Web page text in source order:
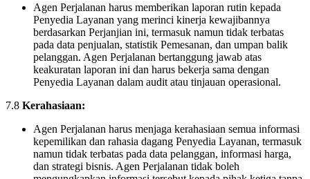
Agen Perjalanan harus memberikan laporan rutin kepada
Penyedia Layanan yang merinci kinerja kewajibannya
berdasarkan Perjanjian ini, termasuk namun tidak terbatas
pada data penjualan, statistik Pemesanan, dan umpan balik
pelanggan. Agen Perjalanan bertanggung jawab atas
keakuratan laporan ini dan harus bekerja sama dengan
Penyedia Layanan dalam audit atau tinjauan operasional.
7.8 Kerahasiaan:
Agen Perjalanan harus menjaga kerahasiaan semua informasi
kepemilikan dan rahasia dagang Penyedia Layanan, termasuk
namun tidak terbatas pada data pelanggan, informasi harga,
dan strategi bisnis. Agen Perjalanan tidak boleh